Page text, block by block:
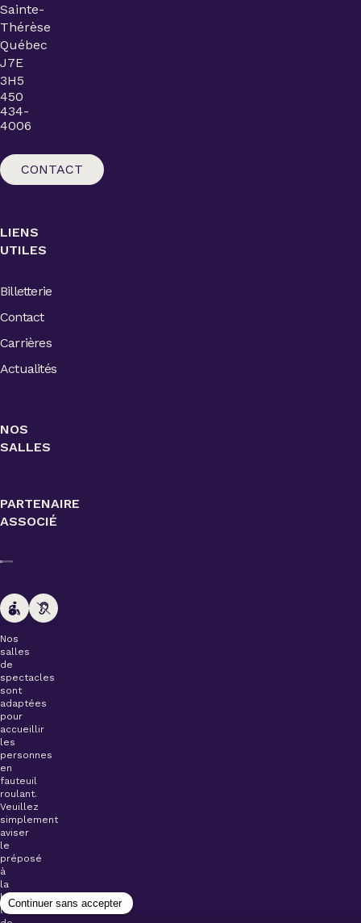
Sainte-
Thérèse
Québec
J7E
3H5
450
434-
4006
CONTACT
LIENS
UTILES
Billetterie
Contact
Carrières
Actualités
NOS
SALLES
PARTENAIRE
ASSOCIÉ
Nos
salles
de
spectacles
sont
adaptées
pour
accueillir
les
personnes
en
fauteuil
roulant.
Veuillez
simplement
aviser
le
préposé
à
la
billetterie
lors